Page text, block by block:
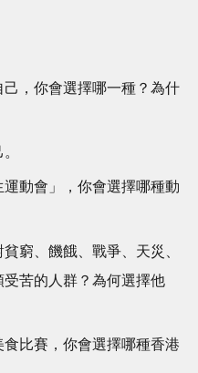
，你會選擇哪一種？為什
動會」，你會選擇哪種動
窮、饑餓、戰爭、天災、
苦的人群？為何選擇他
比賽，你會選擇哪種香港